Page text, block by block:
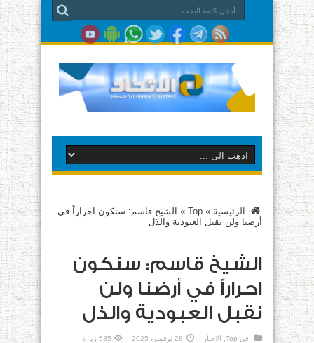
الرئيسية »
Top
» الشيخ قاسم: سنكون احراراً في
أرضنا ولن نقبل العبودية والذل
الشيخ قاسم: سنكون
احراراً في أرضنا ولن
نقبل العبودية والذل
في Top الاخبار 28 نوفمبر، 2025 535 زيارة